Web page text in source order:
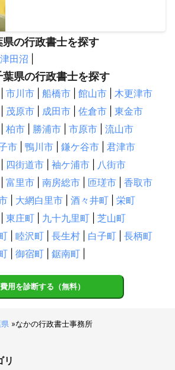
の行政書士を探す
田沼
県の行政書士を探す
市川市 船橋市 館山市
木更津市
茂原市 成田市 佐倉市
東金市
柏市 勝浦市 市原市
流山市
市 鴨川市 鎌ケ谷市
君津市
四街道市 袖ケ浦市
八街市
富里市 南房総市 匝瑳市
香取市
大網白里市 酒々井町
栄町
東庄町 九十九里町
芝山町
睦沢町 長生村 白子町
長柄町
御宿町 鋸南町
費用を診断する（無料）
»なかの行政書士事務所
リ